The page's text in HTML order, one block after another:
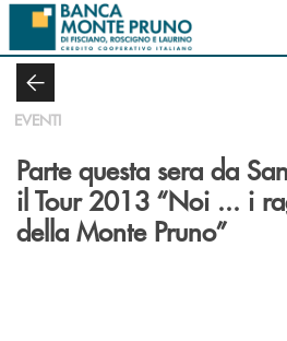
Salta al contenuto principale
EVENTI
Parte questa sera da
il Tour 2013 “Noi ... i
della Monte Pruno”